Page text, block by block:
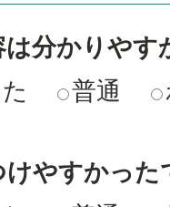
分かりやす
普通
やすかった